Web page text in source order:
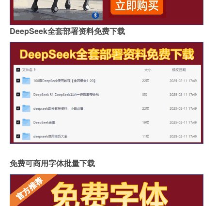
DeepSeek全套部署资料免费下载
免费可商用字体批量下载